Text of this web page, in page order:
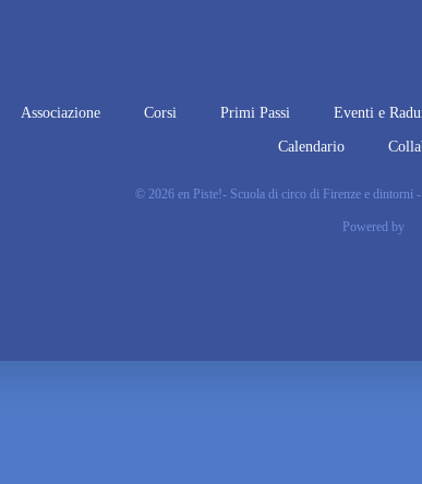
Associazione Corsi Primi Passi Eventi e
Calendario
© 2026 en Piste!- Scuola di circo di Firenze e dintorni -
Powered by